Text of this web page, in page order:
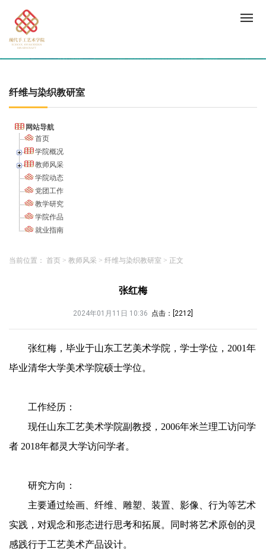
纤维与染织教研室
网站导航
首页
学院概况
教师风采
学院动态
党团工作
教学研究
学院作品
就业指南
当前位置： 首页 > 教师风采 > 纤维与染织教研室 > 正文
张红梅
2024年01月11日 10:36 点击：[ 2212
张红梅，毕业于山东工艺美术学院，学士学位，2001年
毕业清华大学美术学院硕士学位。
工作经历：
现任山东工艺美术学院副教授，2006年米兰理工访问学
者 2018年都灵大学访问学者。
研究方向：
主要通过绘画、纤维、雕塑、装置、影像、行为等艺术
实践，对观念和形态进行思考和拓展。同时将艺术原创的灵
感践行于工艺美术产品设计。